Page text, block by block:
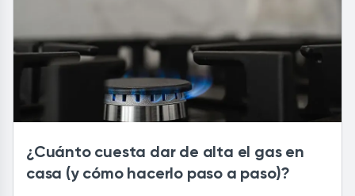
¿Cuánto cuesta dar de alta el gas en
casa (y cómo hacerlo paso a paso)?